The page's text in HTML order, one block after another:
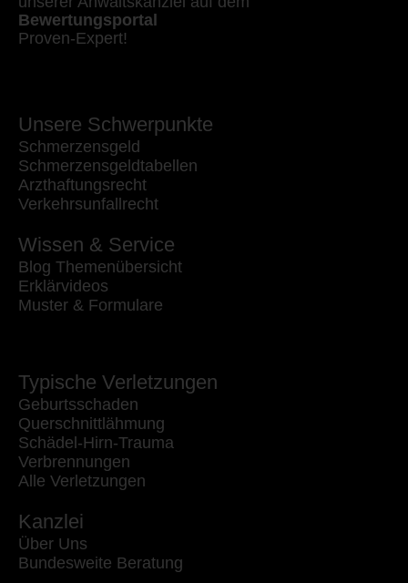
Bewertungsportal
Proven-Expert!
Unsere Schwerpunkte
Schmerzensgeld
Schmerzensgeldtabellen
Arzthaftungsrecht
Verkehrsunfallrecht
Wissen & Service
Blog Themenübersicht
Erklärvideos
Muster & Formulare
Typische Verletzungen
Geburtsschaden
Querschnittlähmung
Schädel-Hirn-Trauma
Verbrennungen
Alle Verletzungen
Kanzlei
Über Uns
Bundesweite Beratung